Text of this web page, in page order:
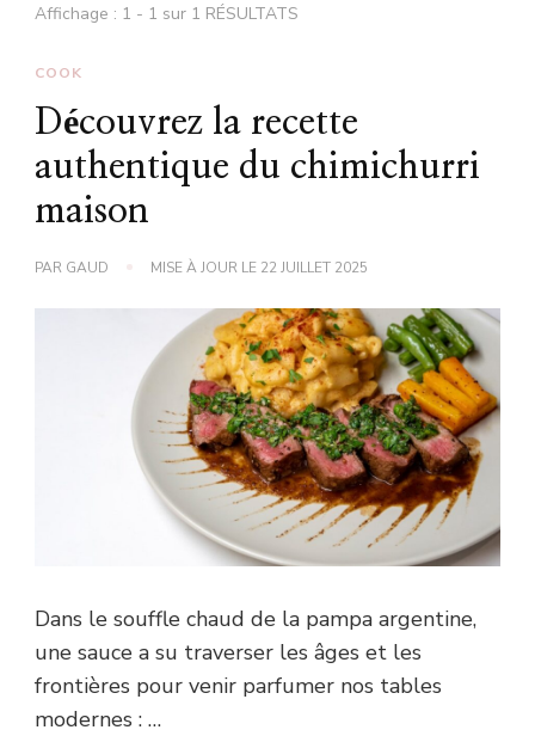
Affichage : 1 - 1 sur 1 RÉSULTATS
COOK
Découvrez la recette
authentique du chimichurri
maison
PAR GAUD MISE À JOUR LE 22 JUILLET 2025
Dans le souffle chaud de la pampa argentine,
une sauce a su traverser les âges et les
frontières pour venir parfumer nos tables
modernes : …